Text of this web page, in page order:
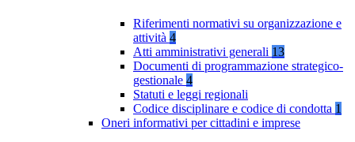
Riferimenti normativi su organizzazione e
attività 4
Atti amministrativi generali 13
Documenti di programmazione strategico-
gestionale 4
Statuti e leggi regionali
Codice disciplinare e codice di condotta 1
Oneri informativi per cittadini e imprese